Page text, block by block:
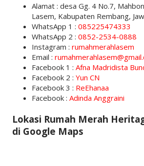
Alamat : desa Gg. 4 No.7,
Lasem, Kabupaten Rembang,
WhatsApp 1 : 085225474333
WhatsApp 2 : 0852-2534-0888
Instagram : rumahmerahlasem
Email :
Facebook 1 : Afna Madridista
Facebook 2 : Yun CN
Facebook 3 : ReEhanaa
Facebook : Adinda Anggraini
Lokasi Rumah Merah
di Google Maps